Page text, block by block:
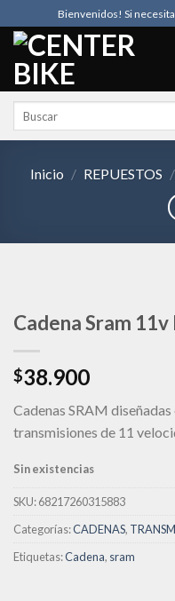
to
content
Bienvenidos! Si
Inicio / REPUESTOS /
Cadena Sram
$38.900
Cadenas SRAM
transmisiones de 11
Sin existencias
SKU:68217260315883
Categorías:CADENAS,
Etiquetas:Cadena, sram